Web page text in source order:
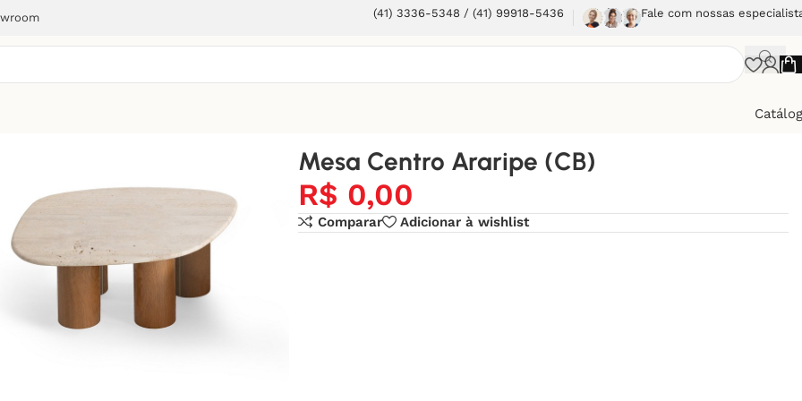
(41) 3336-5348 / (41) 99918-5436 Fale com nossas
Mesa Centro Araripe (CB)
R$ 0,00
Comparar Adicionar à wishlist